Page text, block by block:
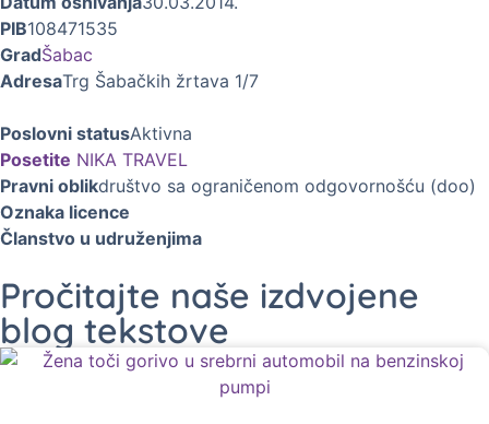
PIB108471535
GradŠabac
AdresaTrg Šabačkih žrtava 1/7
Poslovni statusAktivna
Posetite NIKA TRAVEL
Pravni oblikdruštvo sa ograničenom odgovornošću (doo)
Oznaka licence
Članstvo u udruženjima
Pročitajte naše izdvojene
blog tekstove